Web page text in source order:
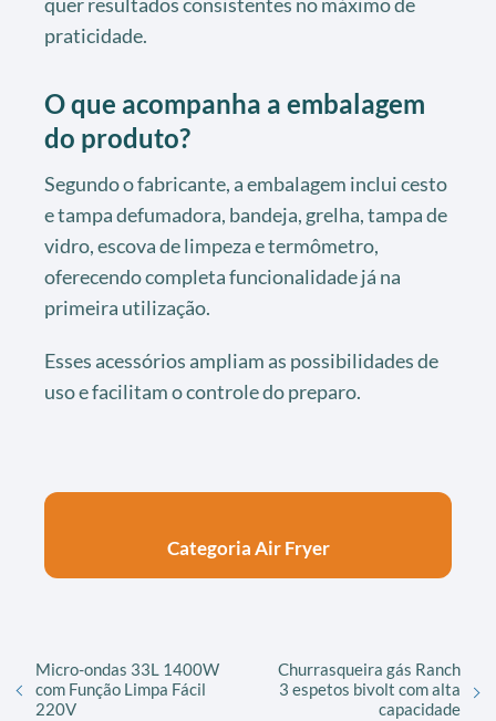
praticidade.
O que acompanha a embalagem
do produto?
Segundo o fabricante, a embalagem inclui cesto
e tampa defumadora, bandeja, grelha, tampa de
vidro, escova de limpeza e termômetro,
oferecendo completa funcionalidade já na
primeira utilização.
Esses acessórios ampliam as possibilidades de
uso e facilitam o controle do preparo.
Categoria Air Fryer
Micro-ondas 33L 1400W
com Função Limpa Fácil
220V
Churrasqueira gás Ranch
3 espetos bivolt com alta
capacidade